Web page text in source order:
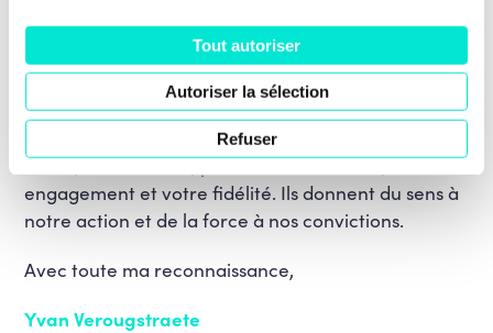
Tout autoriser
Autoriser la sélection
Refuser
notre boussole. Il nous invite à penser le long
terme, à agir pour les générations futures et à
construire un pays en bonne santé : plus juste, plus
résilient, plus humain, plus solidaire et plus durable.
Merci, sincèrement, pour votre confiance, votre
engagement et votre fidélité. Ils donnent du sens à
notre action et de la force à nos convictions.
Avec toute ma reconnaissance,
Yvan Verougstraete